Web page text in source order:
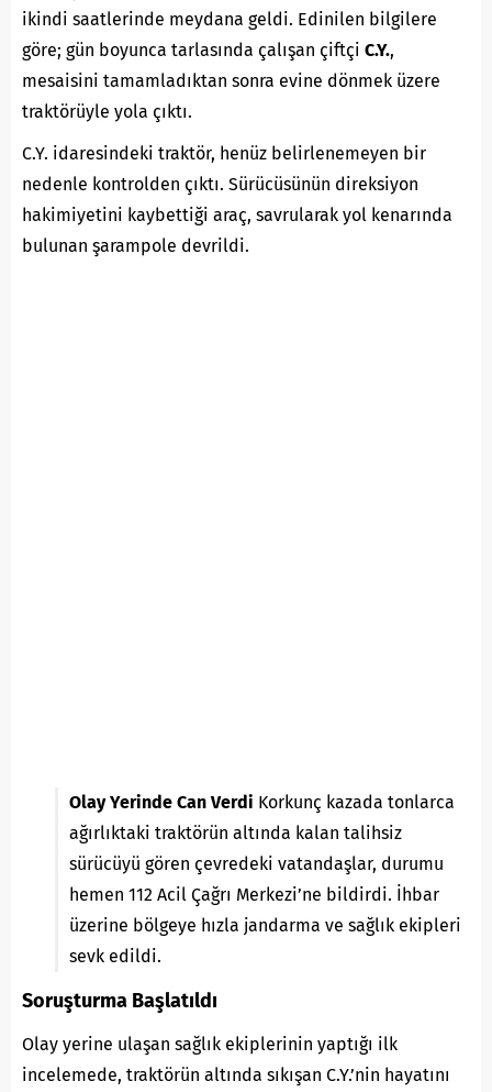
ikindi saatlerinde meydana geldi. Edinilen bilgilere
göre; gün boyunca tarlasında çalışan çiftçi C.Y.,
mesaisini tamamladıktan sonra evine dönmek üzere
traktörüyle yola çıktı.
C.Y. idaresindeki traktör, henüz belirlenemeyen bir
nedenle kontrolden çıktı. Sürücüsünün direksiyon
hakimiyetini kaybettiği araç, savrularak yol kenarında
bulunan şarampole devrildi.
Olay Yerinde Can Verdi Korkunç kazada tonlarca
ağırlıktaki traktörün altında kalan talihsiz
sürücüyü gören çevredeki vatandaşlar, durumu
hemen 112 Acil Çağrı Merkezi’ne bildirdi. İhbar
üzerine bölgeye hızla jandarma ve sağlık ekipleri
sevk edildi.
Soruşturma Başlatıldı
Olay yerine ulaşan sağlık ekiplerinin yaptığı ilk
incelemede, traktörün altında sıkışan C.Y.’nin hayatını